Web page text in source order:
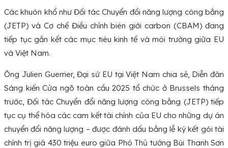
Các khuôn khổ như Đối tác Chuyển đổi năng lượng công bằng
(JETP) và Cơ chế Điều chỉnh biên giới carbon (CBAM) đang
tiếp tục gắn kết các mục tiêu kinh tế và môi trường giữa EU
và Việt Nam.
Ông Julien Guerrier, Đại sứ EU tại Việt Nam chia sẻ, Diễn đàn
Sáng kiến Cửa ngõ toàn cầu 2025 tổ chức ở Brussels tháng
trước, Đối tác Chuyển đổi năng lượng công bằng (JETP) tiếp
tục cụ thể hóa các cam kết tài chính của EU cho những dự án
chuyển đổi năng lượng – được đánh dấu bằng lễ ký kết gói tài
chính trị giá 430 triệu euro giữa Phó Thủ tướng Bùi Thanh Sơn